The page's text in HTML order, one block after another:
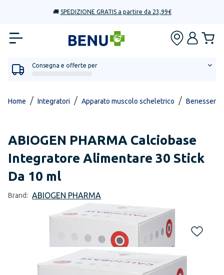
🚚 SPEDIZIONE GRATIS a partire da 23,99€
Consegna e offerte per
Home / Integratori / Apparato muscolo scheletrico / Benessere
ABIOGEN PHARMA Calciobase
Integratore Alimentare 30 Stick
Da 10 ml
Brand: ABIOGEN PHARMA